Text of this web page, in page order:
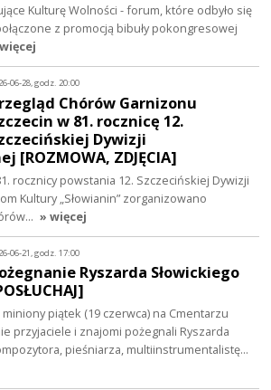
Kulturę Wolności - forum, które odbyło się
z promocją bibuły pokongresowej
06-28, godz. 20:00
Chórów Garnizonu
w 81. rocznicę 12.
Dywizji
[ROZMOWA, ZDJĘCIA]
rocznicy powstania 12. Szczecińskiej Dywizji
Kultury „Słowianin” zorganizowano
» więcej
06-21, godz. 17:00
Ryszarda Słowickiego
miniony piątek (19 czerwca) na Cmentarzu
przyjaciele i znajomi pożegnali Ryszarda
pieśniarza, multiinstrumentalistę…